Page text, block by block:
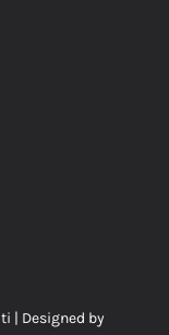
| Designed by